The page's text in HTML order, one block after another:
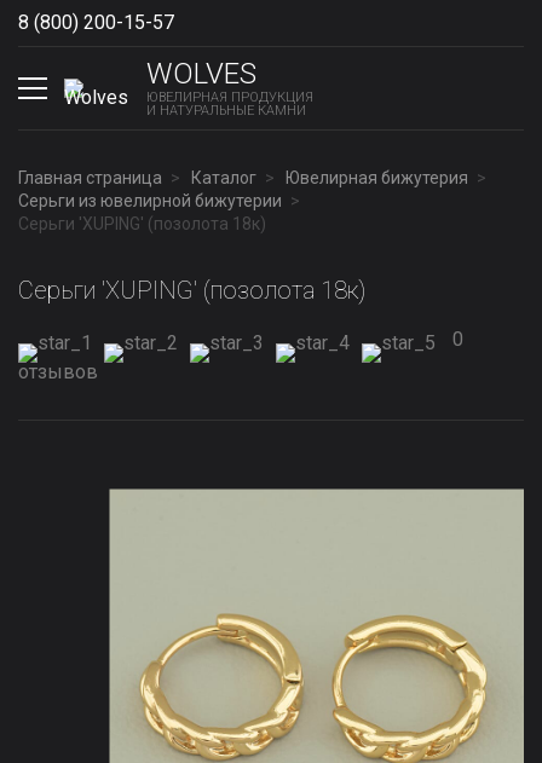
8 (800) 200-15-57
WOLVES
ЮВЕЛИРНАЯ ПРОДУКЦИЯ
И НАТУРАЛЬНЫЕ КАМНИ
Главная страница Каталог
Ювелирная бижутерия
Серьги из ювелирной бижутерии
Серьги 'XUPING' (позолота 18к)
Серьги 'XUPING' (позолота 18к)
0
отзывов